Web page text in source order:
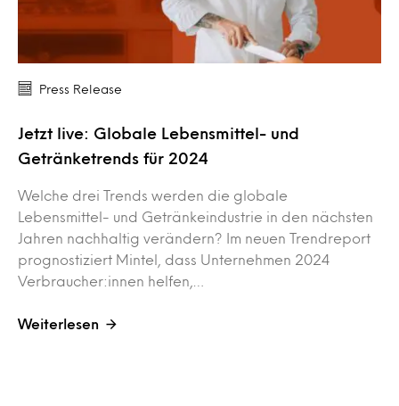
Press Release
Jetzt live: Globale Lebensmittel- und
Getränketrends für 2024
Welche drei Trends werden die globale
Lebensmittel- und Getränkeindustrie in den nächsten
Jahren nachhaltig verändern? Im neuen Trendreport
prognostiziert Mintel, dass Unternehmen 2024
Verbraucher:innen helfen,…
Weiterlesen